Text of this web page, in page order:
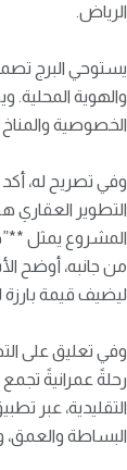
الرياض.
يستوحي البرج
والهوية
الخصوصية
وفي تصريح له،
التطوير
المشروع يمثل
من جانبه، أوضح
ليضيف قيمة
رحلةً عمرانيةً
التقليدية، عبر
البساطة والعمق،